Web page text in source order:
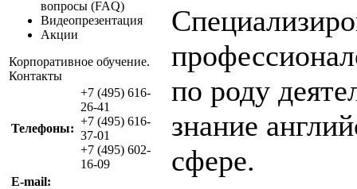
вопросы (FAQ)
Видеопрезентация
Акции
Корпоративное обучение.
Контакты
Телефоны:
+7 (495) 616-
26-41
+7 (495) 616-
37-01
+7 (495) 602-
16-09
E-mail:
по роду
знание
сфере.